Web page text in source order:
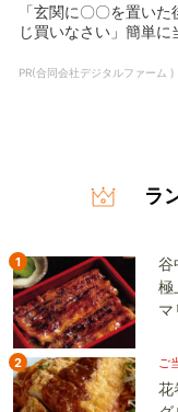
「玄関に〇〇を置いた
じ買いなさい」簡単に
PR(合同会社デジタルファーム )
ラ
1
谷
極
マ
2 ご
花